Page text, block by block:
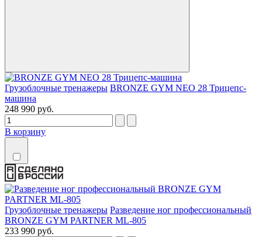
Грузоблочные тренажеры BRONZE GYM NEO 28 Трицепс-
машина
248 990 руб.
В корзину
Грузоблочные тренажеры Разведение ног профессиональный
BRONZE GYM PARTNER ML-805
233 990 руб.